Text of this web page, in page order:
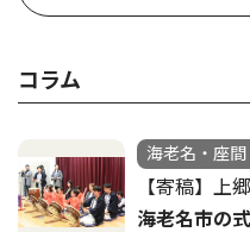
コラム
海老名・座
【寄稿】上
海老名市の